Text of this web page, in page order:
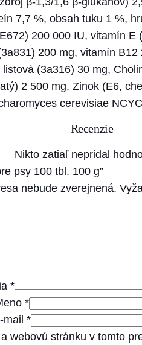
M
M
U
N
O
p
p
s
y
l
.
1
0
7,7 %, obsah tuku 1 %,
200 000 IU, vitamín
200 mg, vitamín
(3a316) 30 mg,
2 500 mg, Zinok (E6,
cerevisiae
Recenzie
Nikto zatiaľ nepridal
psy 100 tbl. 100 g”
nebude zverejnená.
*
*
mail *
webovú stránku v tomto